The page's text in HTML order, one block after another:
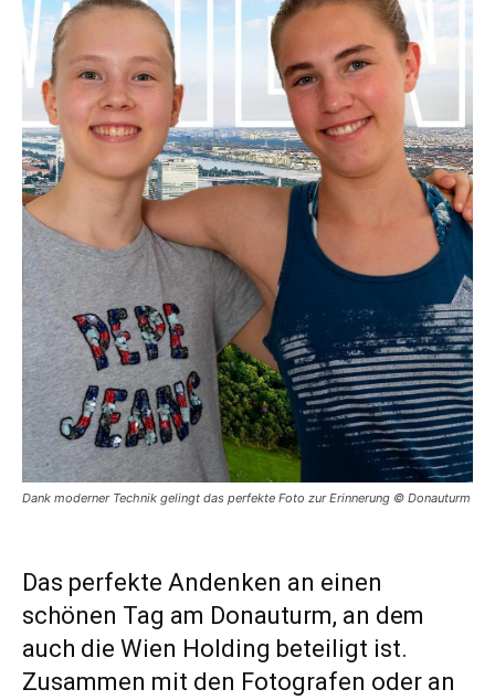
Dank moderner Technik gelingt das perfekte Foto zur Erinnerung © Donauturm
Das perfekte Andenken an einen
schönen Tag am Donauturm, an dem
auch die Wien Holding beteiligt ist.
Zusammen mit den Fotografen oder an